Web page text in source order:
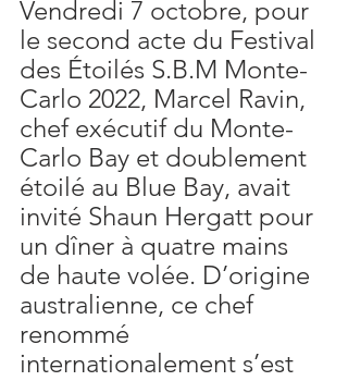
Vendredi 7 octobre, pour
le second acte du Festival
des Étoilés S.B.M Monte-
Carlo 2022, Marcel Ravin,
chef exécutif du Monte-
Carlo Bay et doublement
étoilé au Blue Bay, avait
invité Shaun Hergatt pour
un dîner à quatre mains
de haute volée. D’origine
australienne, ce chef
renommé
internationalement s’est